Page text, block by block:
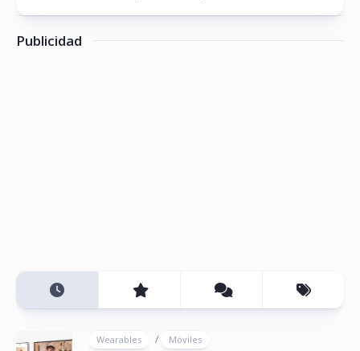
Publicidad
Wearables / Móviles